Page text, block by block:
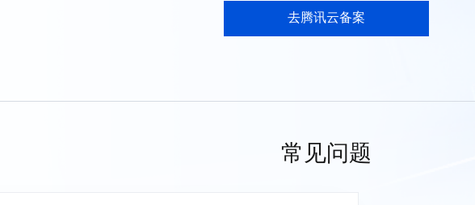
去腾讯云备案
常见问题